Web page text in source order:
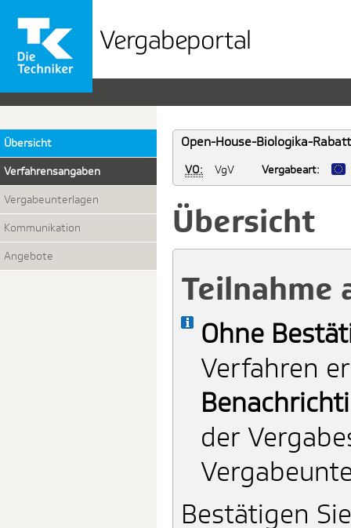
Vergabeportal
der
TK
Übersicht
Verfahrensangaben
Vergabeunterlagen
Kommunikation
Angebote
Open-House-Biologika-
VO: VgV Vergabeart:
Übersicht
Teilnahme
Info
Ohne
Verfahren
der
Bestätigen